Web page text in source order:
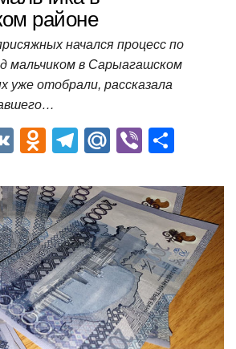
районе
начался процесс по
мальчиком в Сарыагашском
уже отобрали, рассказала
V
O
n
o
kl
a
ss
ni
T
e
gr
a
m
M
.R
u
Vi
er п
р
а
в
и
т